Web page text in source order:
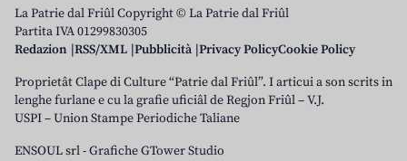
La Patrie dal Friûl Copyright © La Patrie dal Friûl
Partita IVA 01299830305
Redazion RSS/XML Pubblicità Privacy PolicyCookie Policy
Proprietât Clape di Culture “Patrie dal Friûl”. I articui a son scrits in
lenghe furlane e cu la grafie uficiâl de Regjon Friûl – V.J.
USPI – Union Stampe Periodiche Taliane
ENSOUL srl-Grafiche GTower Studio